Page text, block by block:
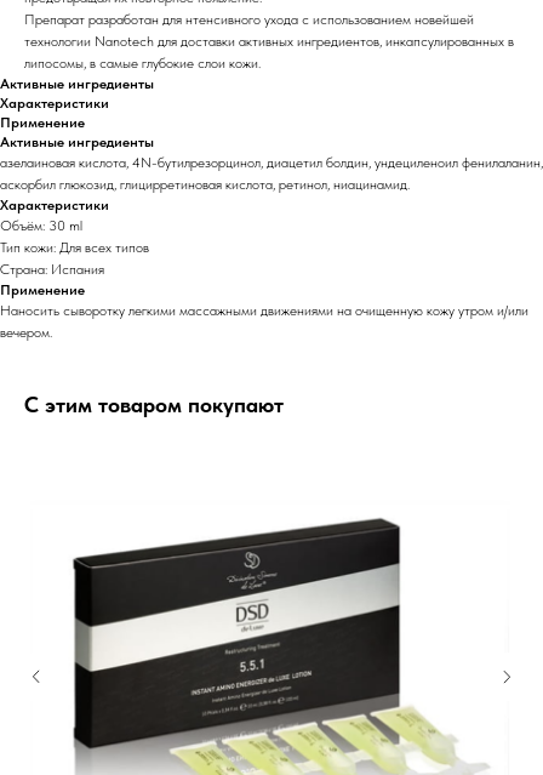
Препарат разработан для нтенсивного ухода с использованием новейшей
технологии Nanotech для доставки активных ингредиентов, инкапсулированных в
липосомы, в самые глубокие слои кожи.
Активные ингредиенты
Характеристики
Применение
Активные ингредиенты
азелаиновая кислота, 4N-бутилрезорцинол, диацетил болдин, ундециленоил фенилаланин,
аскорбил глюкозид, глицирретиновая кислота, ретинол, ниацинамид.
Характеристики
Объём: 30 ml
Тип кожи: Для всех типов
Страна: Испания
Применение
Наносить сыворотку легкими массажными движениями на очищенную кожу утром и/или
вечером.
С этим товаром покупают